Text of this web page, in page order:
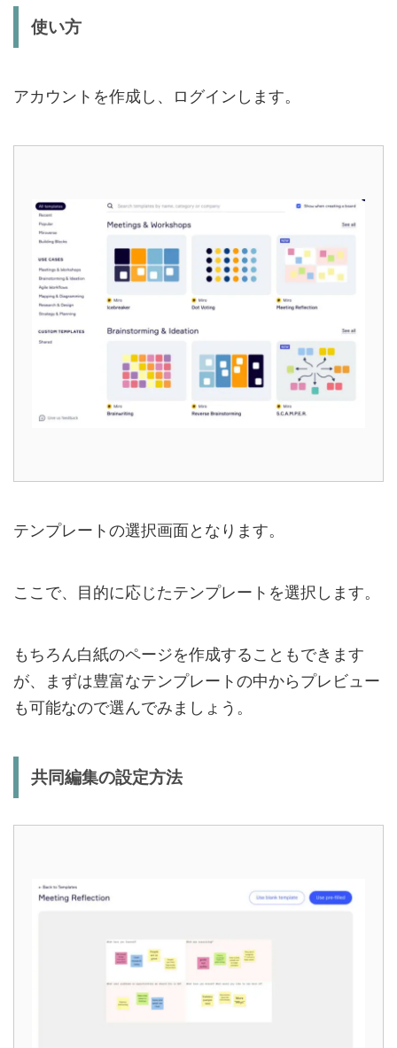
使い方
アカウントを作成し、ログインします。
テンプレートの選択画面となります。
ここで、目的に応じたテンプレートを選択します。
もちろん白紙のページを作成することもできます
が、まずは豊富なテンプレートの中からプレビュー
も可能なので選んでみましょう。
共同編集の設定方法